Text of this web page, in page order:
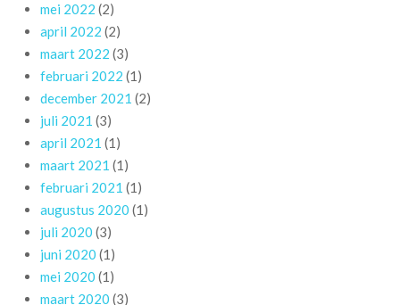
mei 2022 (2)
april 2022 (2)
maart 2022 (3)
februari 2022 (1)
december 2021 (2)
juli 2021 (3)
april 2021 (1)
maart 2021 (1)
februari 2021 (1)
augustus 2020 (1)
juli 2020 (3)
juni 2020 (1)
mei 2020 (1)
maart 2020 (3)